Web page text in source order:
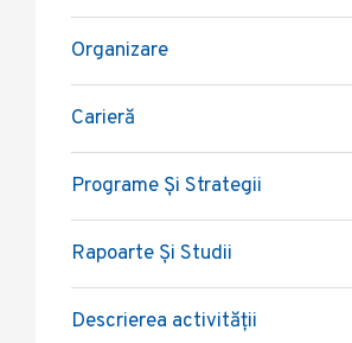
Organizare
Carieră
Programe Și Strategii
Rapoarte Și Studii
Descrierea activității